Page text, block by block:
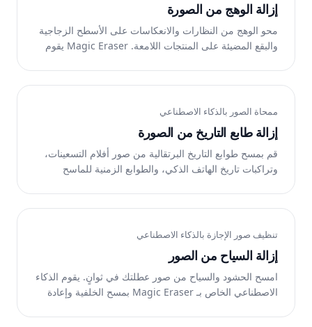
إزالة الوهج من الصورة
محو الوهج من النظارات والانعكاسات على الأسطح الزجاجية
والبقع المضيئة على المنتجات اللامعة. Magic Eraser يقوم
ممحاة الصور بالذكاء الاصطناعي
إزالة طابع التاريخ من الصورة
قم بمسح طوابع التاريخ البرتقالية من صور أفلام التسعينات،
وتراكبات تاريخ الهاتف الذكي، والطوابع الزمنية للماسح
تنظيف صور الإجازة بالذكاء الاصطناعي
إزالة السياح من الصور
امسح الحشود والسياح من صور عطلتك في ثوانٍ. يقوم الذكاء
الاصطناعي الخاص بـ Magic Eraser بمسح الخلفية وإعادة